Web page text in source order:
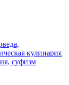
кулинария
суфизм